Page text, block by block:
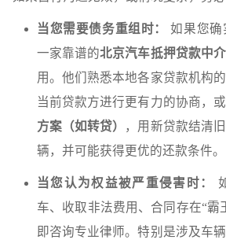
当您需要债务重组时：
如果您确
一家靠谱的北京汽车抵押贷款中介
用。他们熟悉本地各家贷款机构
当前贷款方进行更有力的协商，
方案（如转贷） ，用新贷款结清
辆，并可能获得更优的还款条件。
当您认为权益被严重侵害时：
车、收取非法费用、合同存在“霸
即咨询专业律师。特别是涉及车